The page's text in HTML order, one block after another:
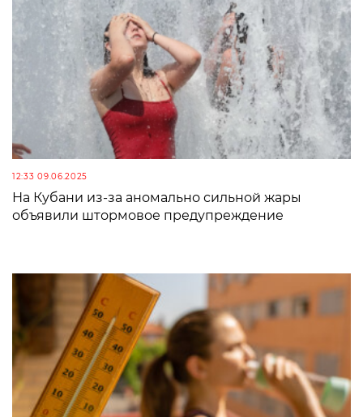
12:33 09.06.2025
На Кубани из-за аномально сильной жары
объявили штормовое предупреждение